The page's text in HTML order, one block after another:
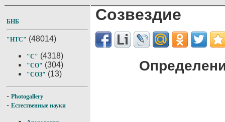
БНБ
"НТС" (48014)
"С" (4318)
"СО" (304)
"СОЗ" (13)
- Photogallery
- Естественные науки
Созвездие